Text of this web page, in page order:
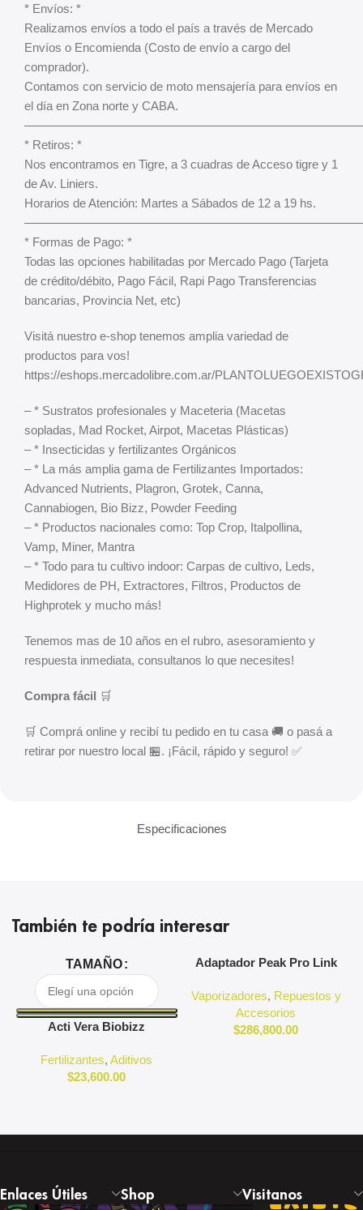
Especificaciones
* Envíos: *
Realizamos envíos a todo el país a través de Mercado
Envíos o Encomienda (Costo de envío a cargo del
comprador).
Contamos con servicio de moto mensajería para envíos en
el día en Zona norte y CABA.
* Retiros: *
Nos encontramos en Tigre, a 3 cuadras de Acceso tigre y 1
de Av. Liniers.
Horarios de Atención: Martes a Sábados de 12 a 19 hs.
* Formas de Pago: *
Todas las opciones habilitadas por Mercado Pago (Tarjeta
de crédito/débito, Pago Fácil, Rapi Pago Transferencias
bancarias, Provincia Net, etc)
Visitá nuestro e-shop tenemos amplia variedad de
productos para vos!
https://eshops.mercadolibre.com.ar/
– * Sustratos profesionales y Maceteria (Macetas
sopladas, Mad Rocket, Airpot, Macetas Plásticas)
– * Insecticidas y fertilizantes Orgánicos
– * La más amplia gama de Fertilizantes Importados:
Advanced Nutrients, Plagron, Grotek, Canna,
Cannabiogen, Bio Bizz, Powder Feeding
– * Productos nacionales como: Top Crop, Italpollina,
Vamp, Miner, Mantra
– * Todo para tu cultivo indoor: Carpas de cultivo, Leds,
Medidores de PH, Extractores, Filtros, Productos de
Highprotek y mucho más!
Tenemos mas de 10 años en el rubro, asesoramiento y
respuesta inmediata, consultanos lo que necesites!
Compra fácil 🛒
🛒 Comprá online y recibí tu pedido en tu casa 🚚 o pasá a
retirar por nuestro local 🏪. ¡Fácil, rápido y seguro! ✅
También te podría interesar
TAMAÑO
Acti Vera Biobizz
Fertilizantes,Aditivos
$23,600.00
Adaptador Peak Pro Link
Vaporizadores, Repuestos y
Accesorios
$286,800.00
Enlaces Útiles Shop Visitanos